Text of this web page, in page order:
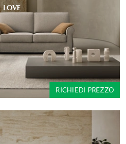
LOVE
RICHIEDI PREZZO